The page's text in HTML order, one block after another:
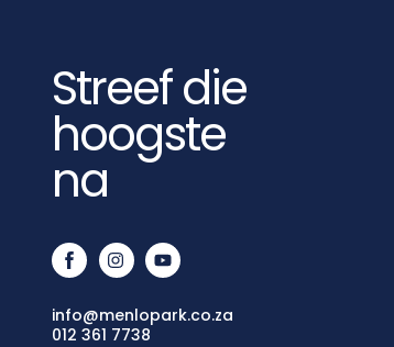
Streef die
hoogste
na
info@menlopark.co.za
012 361 7738